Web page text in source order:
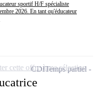
sportif H/F spécialiste
2026. En tant qu'éducateur
CDITemps partiel
cette offre à ma sélection